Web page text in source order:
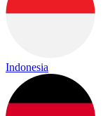
Indonesia